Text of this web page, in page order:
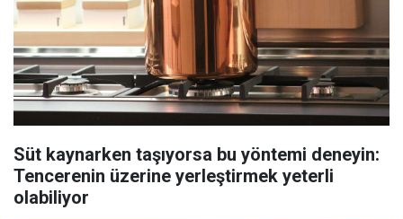
Süt kaynarken taşıyorsa bu yöntemi deneyin:
Tencerenin üzerine yerleştirmek yeterli
olabiliyor